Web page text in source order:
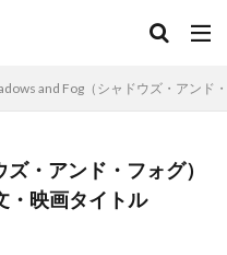
and Fog（シャドウズ・アンド
・アンド・フォグ）
・映画タイトル